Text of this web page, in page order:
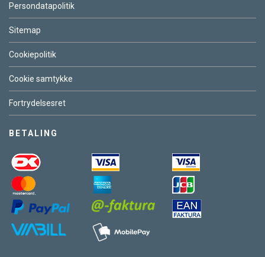
Persondatapolitik
Sitemap
Cookiepolitik
Cookie samtykke
Fortrydelsesret
BETALING